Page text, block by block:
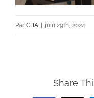
Par CBA | juin 29th, 2024
Share